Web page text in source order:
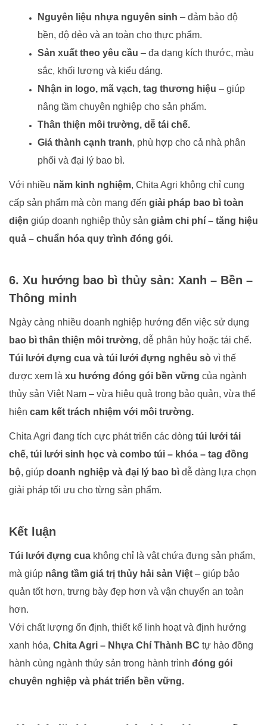
Nguyên liệu nhựa nguyên sinh – đảm bảo độ
bền, độ dẻo và an toàn cho thực phẩm.
Sản xuất theo yêu cầu – đa dạng kích thước, màu
sắc, khối lượng và kiểu dáng.
Nhận in logo, mã vạch, tag thương hiệu – giúp
nâng tầm chuyên nghiệp cho sản phẩm.
Thân thiện môi trường, dễ tái chế.
Giá thành cạnh tranh, phù hợp cho cả nhà phân
phối và đại lý bao bì.
Với nhiều năm kinh nghiệm, Chita Agri không chỉ cung
cấp sản phẩm mà còn mang đến giải pháp bao bì toàn
diện giúp doanh nghiệp thủy sản giảm chi phí – tăng hiệu
quả – chuẩn hóa quy trình đóng gói.
6. Xu hướng bao bì thủy sản: Xanh – Bền –
Thông minh
Ngày càng nhiều doanh nghiệp hướng đến việc sử dụng
bao bì thân thiện môi trường, dễ phân hủy hoặc tái chế.
Túi lưới đựng cua và túi lưới đựng nghêu sò vì thế
được xem là xu hướng đóng gói bền vững của ngành
thủy sản Việt Nam – vừa hiệu quả trong bảo quản, vừa thể
hiện cam kết trách nhiệm với môi trường.
Chita Agri đang tích cực phát triển các dòng túi lưới tái
chế, túi lưới sinh học và combo túi – khóa – tag đồng
bộ, giúp doanh nghiệp và đại lý bao bì dễ dàng lựa chọn
giải pháp tối ưu cho từng sản phẩm.
Kết luận
Túi lưới đựng cua không chỉ là vật chứa đựng sản phẩm,
mà giúp nâng tầm giá trị thủy hải sản Việt – giúp bảo
quản tốt hơn, trưng bày đẹp hơn và vận chuyển an toàn
hơn.
Với chất lượng ổn định, thiết kế linh hoạt và định hướng
xanh hóa, Chita Agri – Nhựa Chí Thành BC tự hào đồng
hành cùng ngành thủy sản trong hành trình đóng gói
chuyên nghiệp và phát triển bền vững.